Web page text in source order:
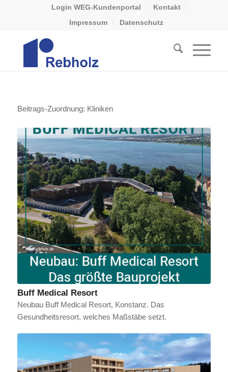
Login WEG-Kundenportal
Kontakt
Impressum
Datenschutz
Beitrags-Zuordnung: Kliniken
Buff Medical Resort
Neubau Buff Medical Resort, Konstanz. Das
Gesundheitsresort, welches Maßstäbe setzt.